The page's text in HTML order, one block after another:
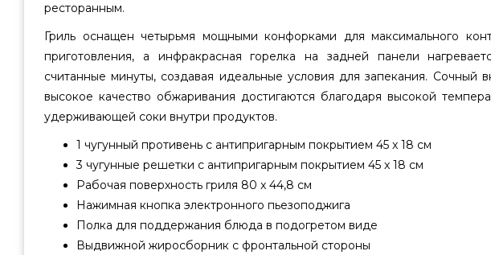
ресторанным.
Гриль оснащен четырьмя мощными конфорками для максимального
приготовления, а инфракрасная горелка на задней панели
считанные минуты, создавая идеальные условия для запекания. Сочный
высокое качество обжаривания достигаются благодаря высокой
удерживающей соки внутри продуктов.
1 чугунный противень с антипригарным покрытием 45 x 18 см
3 чугунные решетки с антипригарным покрытием 45 x 18 см
Рабочая поверхность гриля 80 x 44,8 см
Нажимная кнопка электронного пьезоподжига
Полка для поддержания блюда в подогретом виде
Выдвижной жиросборник с фронтальной стороны